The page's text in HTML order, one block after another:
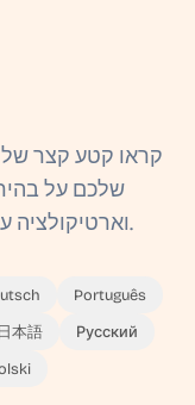
קראו קטע קצר של
שלכם על
וארטיקולציה עם תווית סוג קול מותאמת אישית.
Português
日本語 Русский